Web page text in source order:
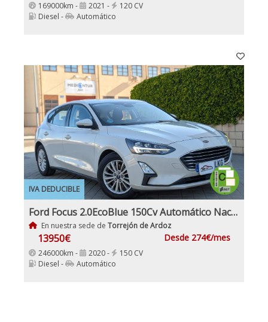
169000km - 2021 -
120 CV
Diesel -
Automático
IVA DEDUCIBLE
Ford Focus 2.0EcoBlue 150Cv Automático Nacional IVA y Garantía Incl
En nuestra sede de Torrejón de Ardoz
13950€ Desde 274€/mes
246000km - 2020 -
150 CV
Diesel -
Automático